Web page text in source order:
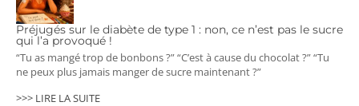
Préjugés sur le diabète de type 1 : non, ce n’est pas le sucre
qui l’a provoqué !
“Tu as mangé trop de bonbons ?” “C’est à cause du chocolat ?” “Tu
ne peux plus jamais manger de sucre maintenant ?”
>>> LIRE LA SUITE